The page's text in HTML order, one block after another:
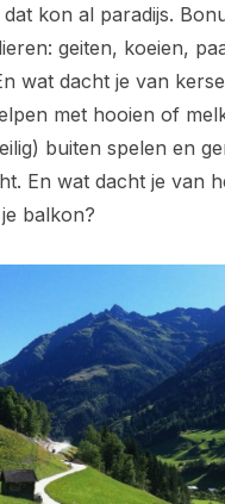
kon al paradijs.
geiten, koeien,
wat dacht je van
met hooien of
buiten spelen en
En wat dacht je van
balkon?